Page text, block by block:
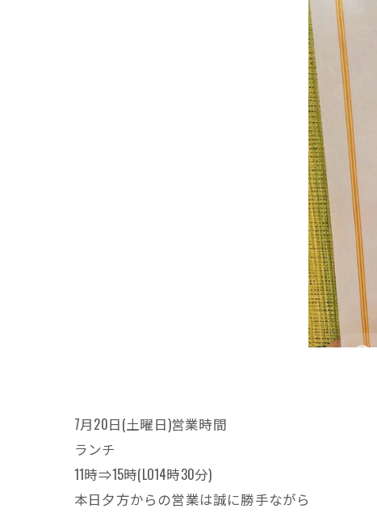
7月20日(土曜日)営業時間
ランチ
11時⇒15時(LO14時30分)
本日夕方からの営業は誠に勝手ながら